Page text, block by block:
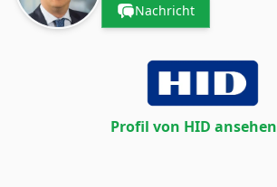
Nachricht
Profil von HID ansehen